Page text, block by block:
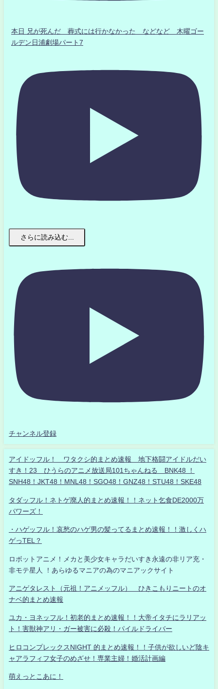
本日 兄が死んだ 葬式には行かなかった などなど 木曜ゴー
ルデン日浦劇場パート7
さらに読み込む...
チャンネル登録
アイドッフル！ ワタクシ的まとめ速報 地下格闘アイドルだい
すき！23 ひうらのアニメ放送局101ちゃんねる BNK48 ！
SNH48！JKT48！MNL48！SGO48！GNZ48！STU48！SKE48
タダッフル！ネトゲ廃人的まとめ速報！！ネット乞食DE2000万
パワーズ！
・ハゲッフル！哀愁のハゲ男の髪ってるまとめ速報！！激しくハ
ゲっTEL？
ロボットアニメ！メカと美少女キャラだいすき永遠の非リア充・
非モテ星人 ！あらゆるマニアの為のマニアックサイト
アニゲタレスト（元祖！アニメッフル） ひきこもりニートのオ
ナベ的まとめ速報
ユカ・ヨネッフル！初老的まとめ速報！！大帝イタチにラリアッ
ト！害獣神アリ・ガー被害に必殺！パイルドライバー
ヒロコンプレックスNIGHT 的まとめ速報！！子供が欲しいど陰キ
ャアラフィフ女子のめざせ！専業主婦！婚活計画編
萌えっとこあに！